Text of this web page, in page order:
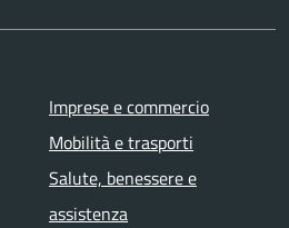
Imprese e commercio
Mobilità e trasporti
Salute, benessere e
assistenza